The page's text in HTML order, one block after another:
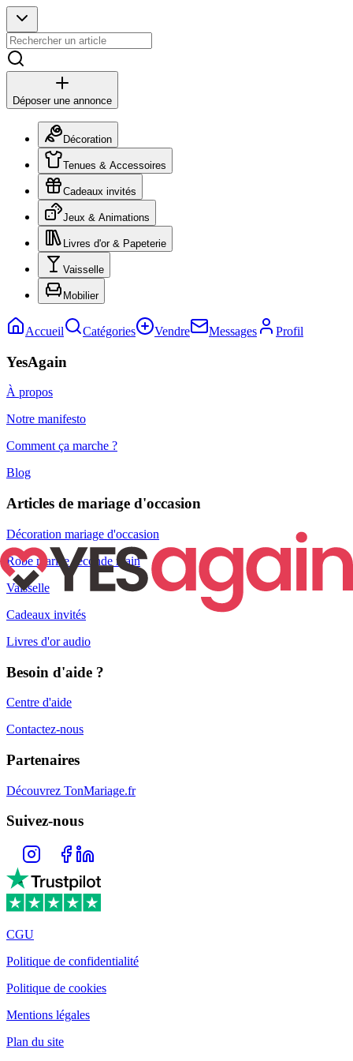
Déposer une annonce
Décoration
Tenues & Accessoires
Cadeaux invités
Jeux & Animations
Livres d'or & Papeterie
Vaisselle
Mobilier
Accueil Catégories Vendre Messages Profil
YesAgain
À propos
Notre manifesto
Comment ça marche ?
Blog
Articles de mariage d'occasion
Décoration mariage d'occasion
Robe mariée seconde main
Vaisselle
Cadeaux invités
Livres d'or audio
Besoin d'aide ?
Centre d'aide
Contactez-nous
Partenaires
Découvrez TonMariage.fr
Suivez-nous
CGU
Politique de confidentialité
Politique de cookies
Mentions légales
Plan du site